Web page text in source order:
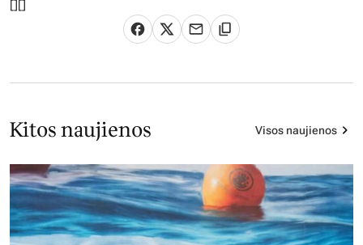
[][]
Kitos naujienos Visos naujienos